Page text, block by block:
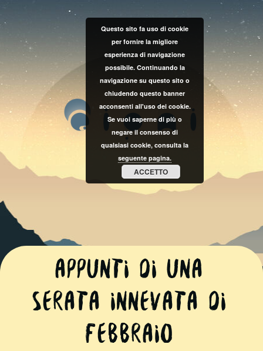
Appunti di una
serata innevata di
febbraio
Questo sito fa uso di cookie
per fornire la migliore
esperienza di navigazione
possibile. Continuando la
navigazione su questo sito o
chiudendo questo banner
acconsenti all'uso dei cookie.
Se vuoi saperne di più o
negare il consenso di
qualsiasi cookie, consulta la
seguente pagina.
ACCETTO